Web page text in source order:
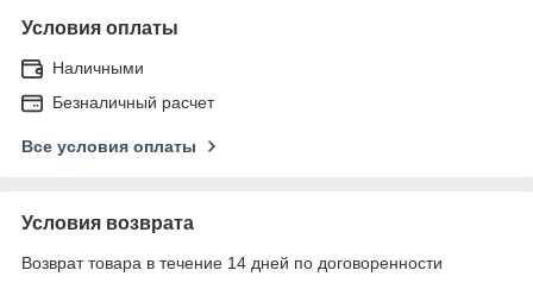
Условия оплаты
Наличными
Безналичный расчет
Все условия оплаты
Условия возврата
Возврат товара в течение 14 дней по договоренности